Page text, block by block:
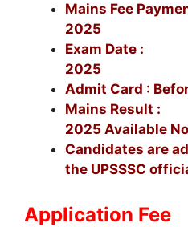
Mains Fee
2025
Exam
2025
Admit Card :
Mains
2025 Available
Candidates are
the UPSSSC
Application Fee